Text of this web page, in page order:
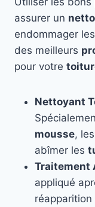
assurer un
endommager
des meilleurs
pour votre
Nettoyant
mousse,
abîmer les
Traitement
appliqué